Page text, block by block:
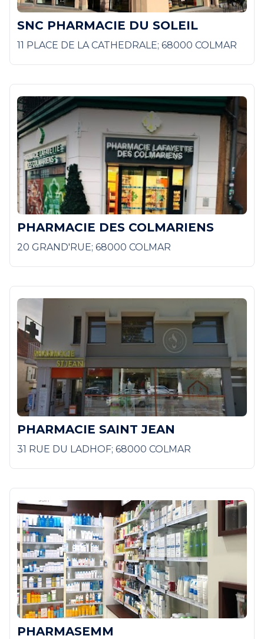
SNC PHARMACIE DU SOLEIL
11 PLACE DE LA CATHEDRALE; 68000 COLMAR
PHARMACIE DES COLMARIENS
20 GRAND'RUE; 68000 COLMAR
PHARMACIE SAINT JEAN
31 RUE DU LADHOF; 68000 COLMAR
PHARMASEMM